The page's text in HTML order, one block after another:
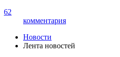
62
комментария
Новости
Лента новостей